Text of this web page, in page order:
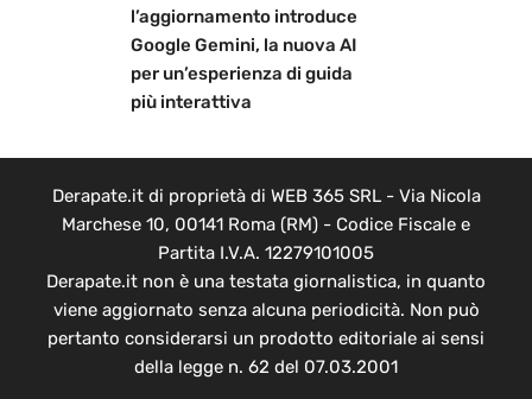
l’aggiornamento introduce
Google Gemini, la nuova AI
per un’esperienza di guida
più interattiva
Derapate.it di proprietà di WEB 365 SRL - Via Nicola
Marchese 10, 00141 Roma (RM) - Codice Fiscale e
Partita I.V.A. 12279101005
Derapate.it non è una testata giornalistica, in quanto
viene aggiornato senza alcuna periodicità. Non può
pertanto considerarsi un prodotto editoriale ai sensi
della legge n. 62 del 07.03.2001